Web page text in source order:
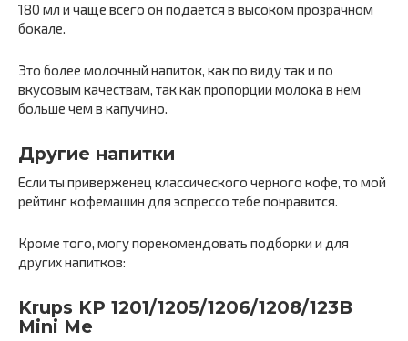
180 мл и чаще всего он подается в высоком прозрачном
бокале.
Это более молочный напиток, как по виду так и по
вкусовым качествам, так как пропорции молока в нем
больше чем в капучино.
Другие напитки
Если ты приверженец классического черного кофе, то мой
рейтинг кофемашин для эспрессо тебе понравится.
Кроме того, могу порекомендовать подборки и для
других напитков:
Krups KP 1201/1205/1206/1208/123B
Mini Me